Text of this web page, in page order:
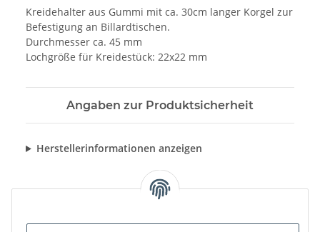
Kreidehalter aus Gummi mit ca. 30cm langer Korgel zur
Befestigung an Billardtischen.
Durchmesser ca. 45 mm
Lochgröße für Kreidestück: 22x22 mm
Angaben zur Produktsicherheit
Herstellerinformationen anzeigen